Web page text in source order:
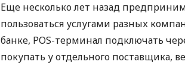
Еще несколько лет назад
пользоваться услугами разных
банке, POS-терминал подключать
покупать у отдельного поставщика,